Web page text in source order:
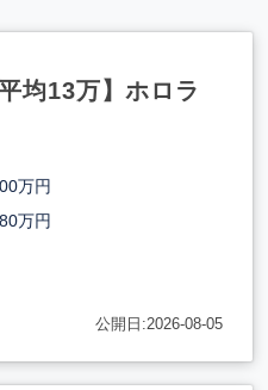
均13万】ホロラ
万円
万円
公開日:2026-08-05